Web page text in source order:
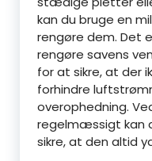
kan du bruge en
rengøre dem. Det
rengøre savens
for at sikre, at der
forhindre
overophedning.
regelmæssigt kan
sikre, at den altid